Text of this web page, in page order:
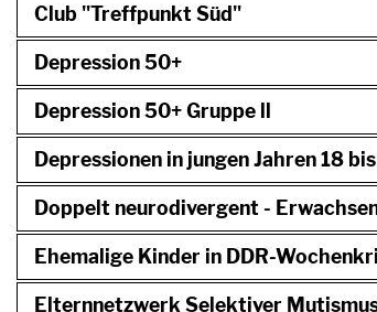
Club "Treffpunkt Süd"
Depression 50+
Depression 50+ Gruppe ll
Depressionen in jungen Jahren 18
Doppelt neurodivergent -
Ehemalige Kinder in DDR-
Elternnetzwerk Selektiver